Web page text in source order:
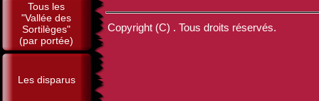
Tous les
"Vallée des
Sortilèges"
(par portée)
Les disparus
Copyright (C) . Tous droits réservés.